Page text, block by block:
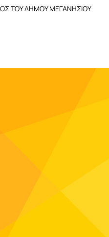
ΤΟΥ ΔΗΜΟΥ ΜΕΓΑΝΗΣΙΟΥ